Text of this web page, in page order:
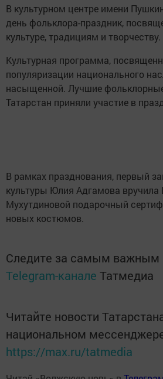
В культурном центре имени
день фольклора-праздник,
культуре, традициям и творчеству.
Культурная программа,
популяризации национального
насыщенной. Лучшие
Татарстан приняли участие в
В рамках празднования, первый
культуры Юлия Адгамова вручила
Мухутдиновой подарочный
новых костюмов.
Следите за самым важным
Telegram-канале Татмедиа
Читайте новости
национальном
https://max.ru/tatmedia